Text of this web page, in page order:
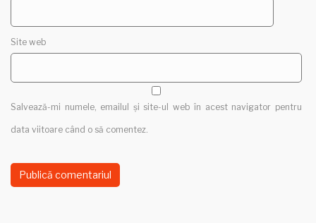
Site web
Salvează-mi numele, emailul și site-ul web în acest navigator pentru
data viitoare când o să comentez.